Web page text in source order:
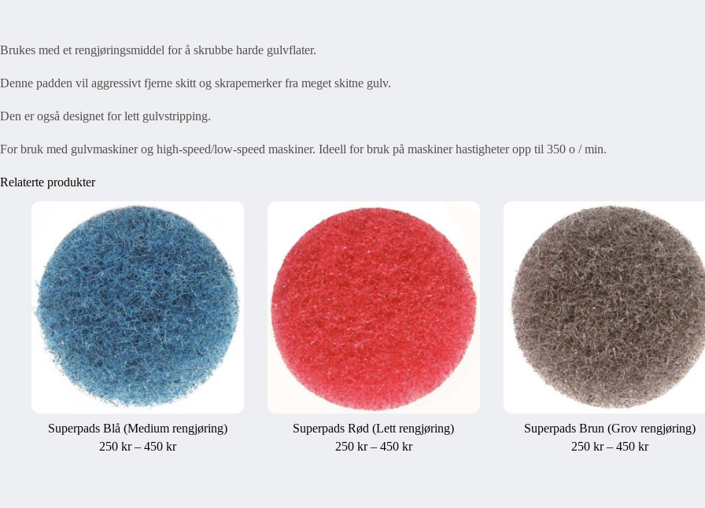
Brukes med et rengjøringsmiddel for å skrubbe harde gulvflater.
Denne padden vil aggressivt fjerne skitt og skrapemerker fra meget skitne gulv.
Den er også designet for lett gulvstripping.
For bruk med gulvmaskiner og high-speed/low-speed maskiner. Ideell for bruk på maskiner hastigheter opp til 350 o / min.
Relaterte produkter
Superpads Blå (Medium rengjøring)
250 kr – 450 krPrisområde:
Superpads Rød (Lett rengjøring)
250 kr – 450 krPrisområde:
Superpads Brun (Grov rengjøring)
250 kr – 450 krPrisområde: